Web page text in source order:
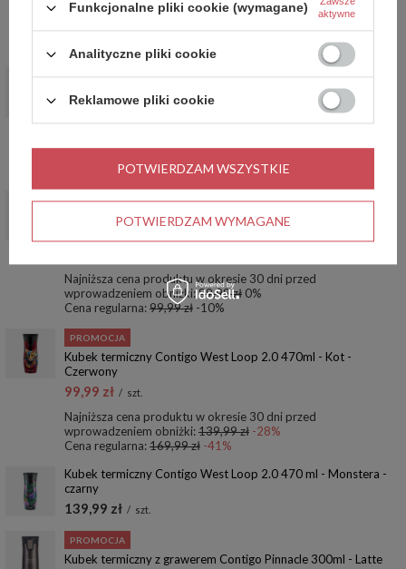
Najniższa cena produktu w okresie 30 dni przed
Cena regularna:
339,98 zł -53%
Kubek termiczny na kawę Contigo Huron 470ml - Vivacious
Cena regularna:119,99 zł -54%
OKAZJA
Kubek termiczny ze słomką Contigo Streeterville Tumbler Mini
Najniższa cena produktu w okresie 30 dni przed
wprowadzeniem obniżki:89,99 zł 0%
Cena regularna:99,99 zł -10%
PROMOCJA
Kubek termiczny Contigo West Loop 2.0 470ml - Kot -
Czerwony
99,99 zł / szt.
Najniższa cena produktu w okresie 30 dni przed
wprowadzeniem obniżki:139,99 zł -28%
Cena regularna:169,99 zł -41%
Kubek termiczny Contigo West Loop 2.0 470 ml - Monstera -
czarny
139,99 zł / szt.
PROMOCJA
Kubek termiczny z grawerem Contigo Pinnacle 300ml - Latte
Funkcjonalne pliki cookie (wymagane)
aktywne
Analityczne pliki cookie
Reklamowe pliki cookie
POTWIERDZAM WYMAGANE
POTWIERDZAM WSZYSTKIE